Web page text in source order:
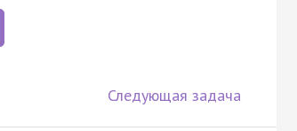
Следующая задача